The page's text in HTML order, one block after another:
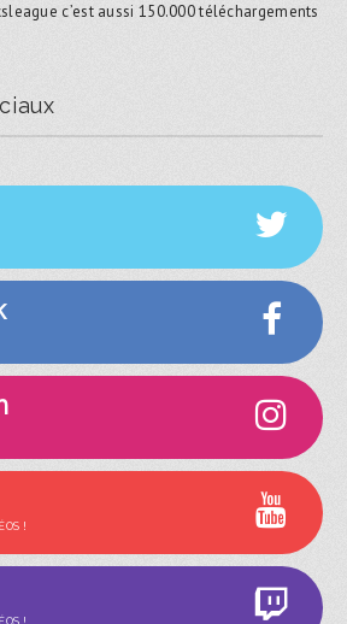
c’est aussi 150.000 téléchargements
!